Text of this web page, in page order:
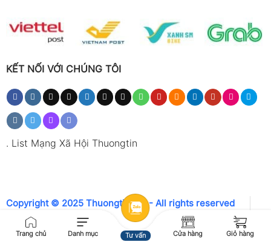
KẾT NỐI VỚI CHÚNG TÔI
. List Mạng Xã Hội Thuongtin
Copyright © 2025 Thuongtin.net - All rights reserved
Trang chủ Danh mục Tư vấn Cửa hàng Giỏ hàng